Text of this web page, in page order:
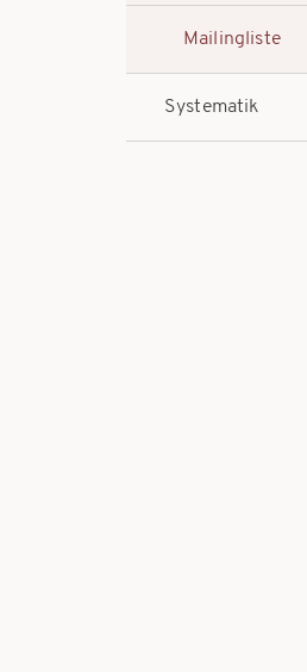
Mailingliste
Systematik